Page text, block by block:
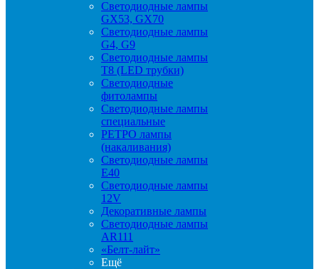
Светодиодные лампы
GX53, GX70
Светодиодные лампы
G4, G9
Светодиодные лампы
Т8 (LED трубки)
Светодиодные
фитолампы
Светодиодные лампы
специальные
РЕТРО лампы
(накаливания)
Светодиодные лампы
E40
Светодиодные лампы
12V
Декоративные лампы
Светодиодные лампы
AR111
«Белт-лайт»
Ещё